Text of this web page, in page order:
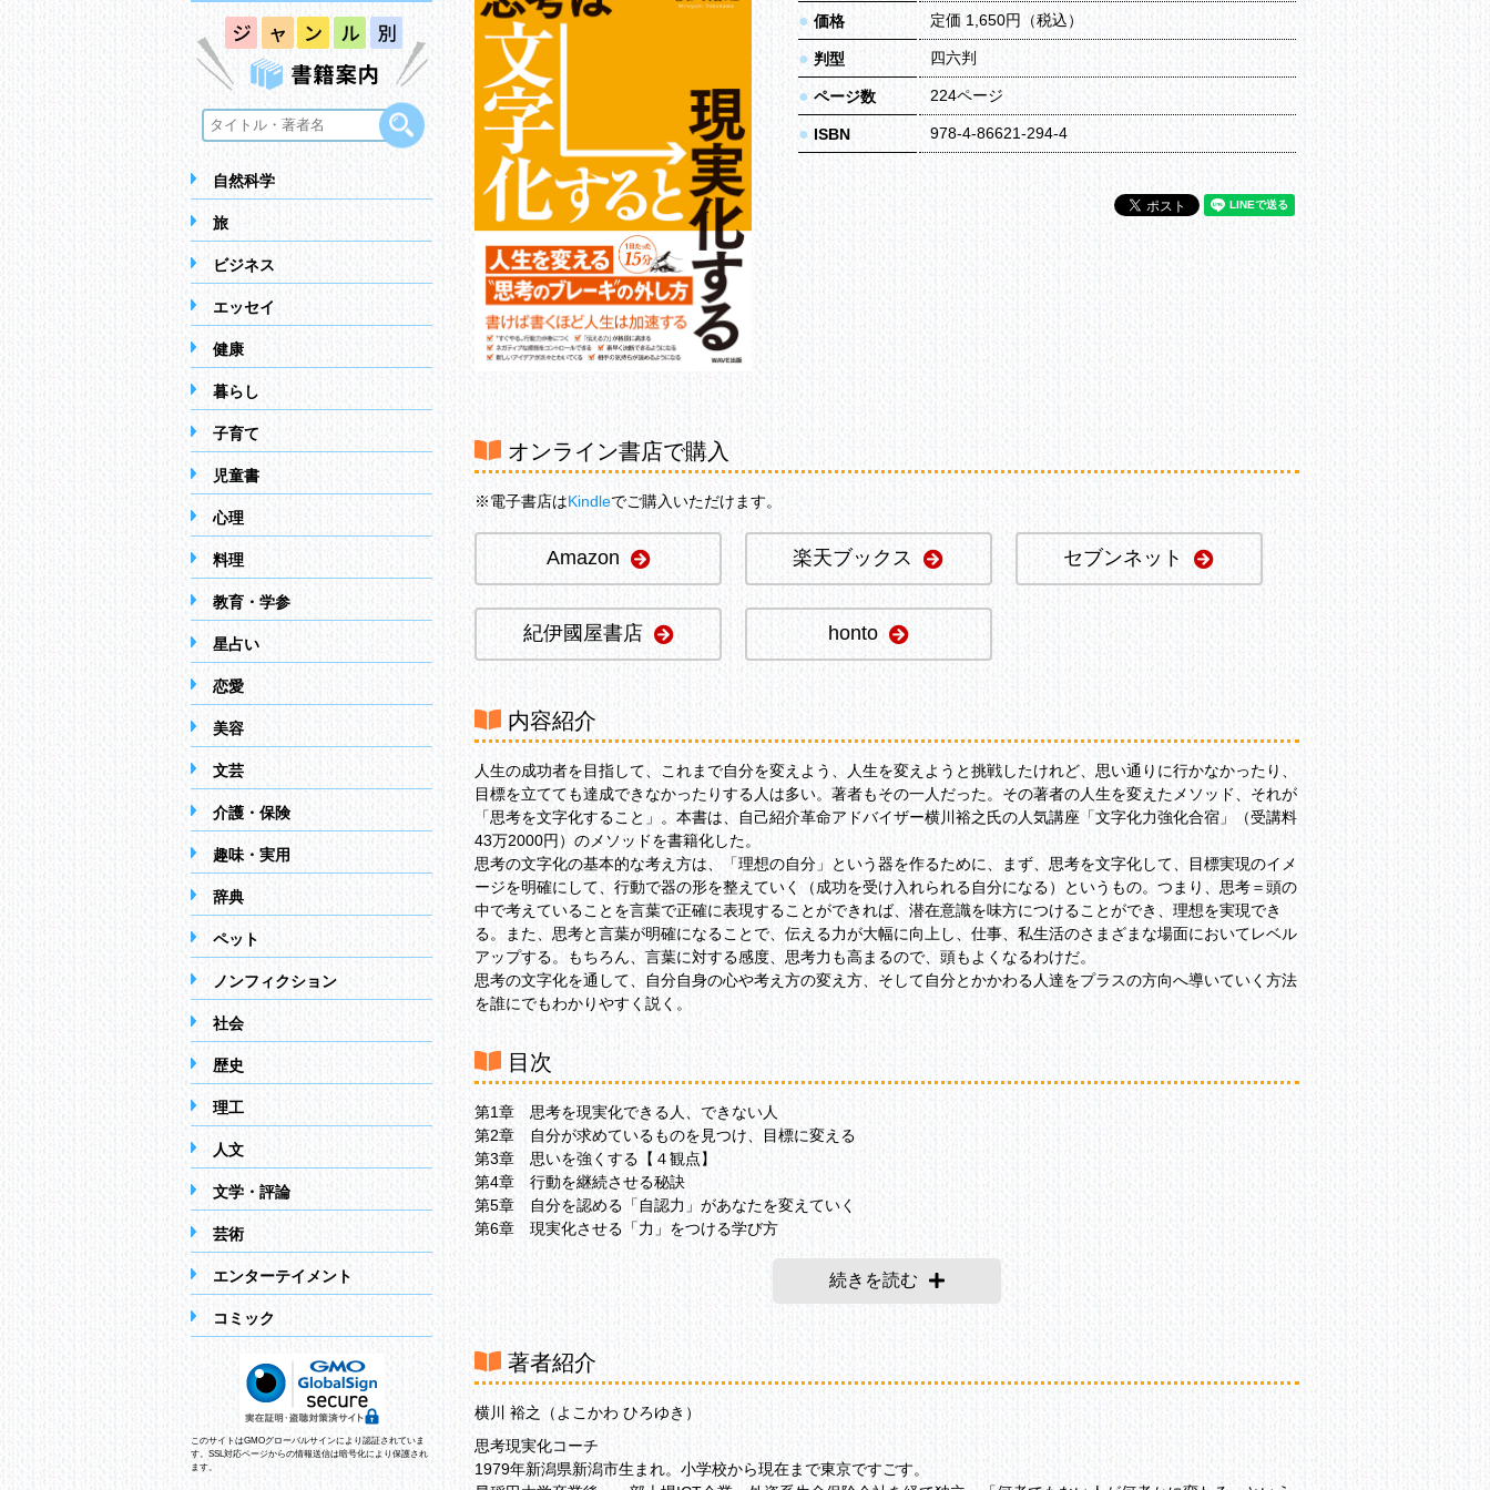
自然科学
旅
ビジネス
エッセイ
健康
暮らし
子育て
児童書
心理
料理
教育・学参
星占い
恋愛
美容
文芸
介護・保険
趣味・実用
辞典
ペット
ノンフィクション
社会
歴史
理工
人文
文学・評論
芸術
エンターテイメント
コミック
このサイトはGMOグローバルサインにより認証されていま
す。SSL対応ページからの情報送信は暗号化により保護され
ます。
● 価格 定価 1,650円（税込）
● 判型 四六判
● ページ数 224ページ
● ISBN 978-4-86621-294-4
オンライン書店で購入
※電子書店はKindleでご購入いただけます。
Amazon 楽天ブックス セブンネット
紀伊國屋書店 honto
内容紹介
人生の成功者を目指して、これまで自分を変えよう、人生を変えようと挑戦したけれど、思い通りに行かなかったり、
目標を立てても達成できなかったりする人は多い。著者もその一人だった。その著者の人生を変えたメソッド、それが
「思考を文字化すること」。本書は、自己紹介革命アドバイザー横川裕之氏の人気講座「文字化力強化合宿」（受講料
43万2000円）のメソッドを書籍化した。
思考の文字化の基本的な考え方は、「理想の自分」という器を作るために、まず、思考を文字化して、目標実現のイメ
ージを明確にして、行動で器の形を整えていく（成功を受け入れられる自分になる）というもの。つまり、思考＝頭の
中で考えていることを言葉で正確に表現することができれば、潜在意識を味方につけることができ、理想を実現でき
る。また、思考と言葉が明確になることで、伝える力が大幅に向上し、仕事、私生活のさまざまな場面においてレベル
アップする。もちろん、言葉に対する感度、思考力も高まるので、頭もよくなるわけだ。
思考の文字化を通して、自分自身の心や考え方の変え方、そして自分とかかわる人達をプラスの方向へ導いていく方法
を誰にでもわかりやすく説く。
目次
第1章 思考を現実化できる人、できない人
第2章 自分が求めているものを見つけ、目標に変える
第3章 思いを強くする【４観点】
第4章 行動を継続させる秘訣
第5章 自分を認める「自認力」があなたを変えていく
第6章 現実化させる「力」をつける学び方
続きを読む
著者紹介
横川 裕之（よこかわ ひろゆき）
思考現実化コーチ
1979年新潟県新潟市生まれ。小学校から現在まで東京ですごす。